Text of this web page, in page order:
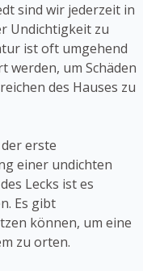
sind wir jederzeit in
Undichtigkeit zu
ist oft umgehend
um Schäden
des Hauses zu
erste
einer undichten
Lecks ist es
Es gibt
können, um eine
zu orten.